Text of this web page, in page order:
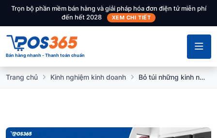
Trọn bộ phần mềm bán hàng và giải pháp hóa đơn điện tử miễn phí
đến hết 2028
XEM CHI TIẾT
Bán hàng nhanh - Thanh toán chuẩn
Trang chủ Kinh nghiệm kinh doanh Bỏ túi những kinh nghiệm mở tiệm giặt là ở nông thôn 2025